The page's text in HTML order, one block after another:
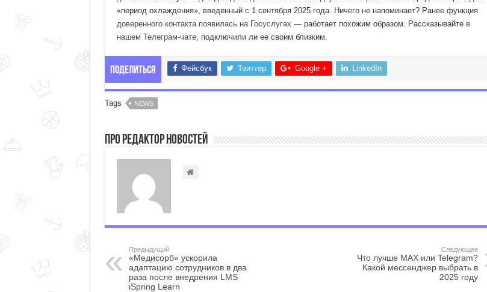
«период охлаждения», введенный с 1 сентября 2025 года. Ничего не напоминает? Ранее функция
доверенного контакта появилась на Госуслугах — работает похожим образом. Рассказывайте в
нашем Телеграм-чате, подключили ли ее своим близким.
Поделиться Фейсбук Твиттер Google + LinkedIn
Tags NEWS
Про Редактор Новостей
Предыдущий
«Медисорб» ускорила
адаптацию сотрудников в два
раза после внедрения LMS
iSpring Learn
Следующее
Что лучше MAX или Telegram?
Какой мессенджер выбрать в
2025 году